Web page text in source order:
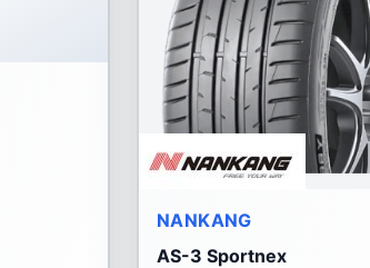
NANKANG
AS-3 Sportnex